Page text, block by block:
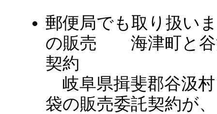
郵便局でも取り扱い
の販売 海津町と谷
契約
岐阜県揖斐郡谷汲
袋の販売委託契約が